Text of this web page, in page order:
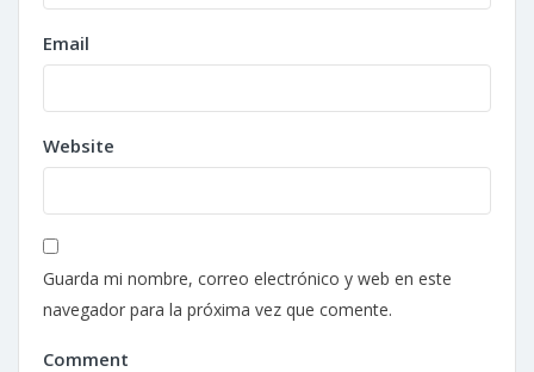
Email
Website
Guarda mi nombre, correo electrónico y web en este
navegador para la próxima vez que comente.
Comment